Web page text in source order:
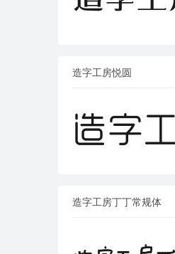
造字工房悦圆
造字工房丁丁常规体